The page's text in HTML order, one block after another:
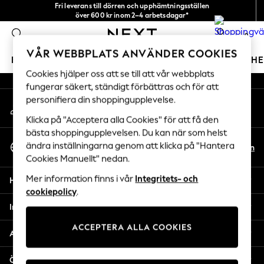
Fri leverans till dörren och upphämtningsställen
över 600 kr inom 2–4 arbetsdagar*
0
FLICKOR POJKAR BABY DAMER HERRAR
GIRLS
New In
50 - 92cm
98 - 110cm
116 - 134cm
140 - 174cm
Trending: Top & Short Sets
Trending: Clogs
All Clothing
Coats & Jackets
Sweatshirts & Hoodies
An error occurred on client
Våra sociala nätverk
Mitt konto
Logga in på ditt konto
Välj Språk
Svenska
Sv En
Hjälp
Integritet & Juridik
Avdelningar
Övriga tjänster
VÅR WEBBPLATS ANVÄNDER COOKIES
Cookies hjälper oss att se till att vår webbplats
fungerar säkert, ständigt förbättras och för att
personifiera din shoppingupplevelse.
Klicka på "Acceptera alla Cookies" för att få den
bästa shoppingupplevelsen. Du kan när som helst
ändra inställningarna genom att klicka på "Hantera
Cookies Manuellt" nedan.
Mer information finns i vår Integritets- och
cookiepolicy.
ACCEPTERA ALLA COOKIES